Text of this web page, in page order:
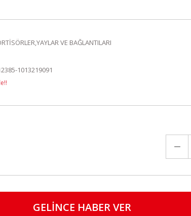
VE BAĞLANTILARI
1013219091
GELİNCE HABER VER